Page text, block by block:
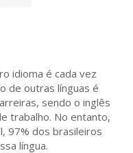
idioma é cada vez
de outras línguas é
sendo o inglês
trabalho. No entanto,
97% dos brasileiros
língua.